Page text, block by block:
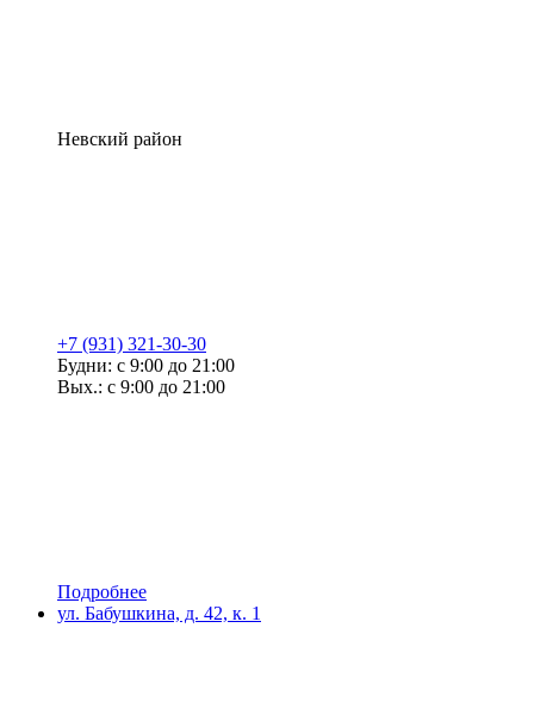
Невский район
+7 (931) 321-30-30
Будни: с 9:00 до 21:00
Вых.: с 9:00 до 21:00
Подробнее
ул. Бабушкина, д. 42, к. 1